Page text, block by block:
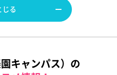
じる
キャンパス）の